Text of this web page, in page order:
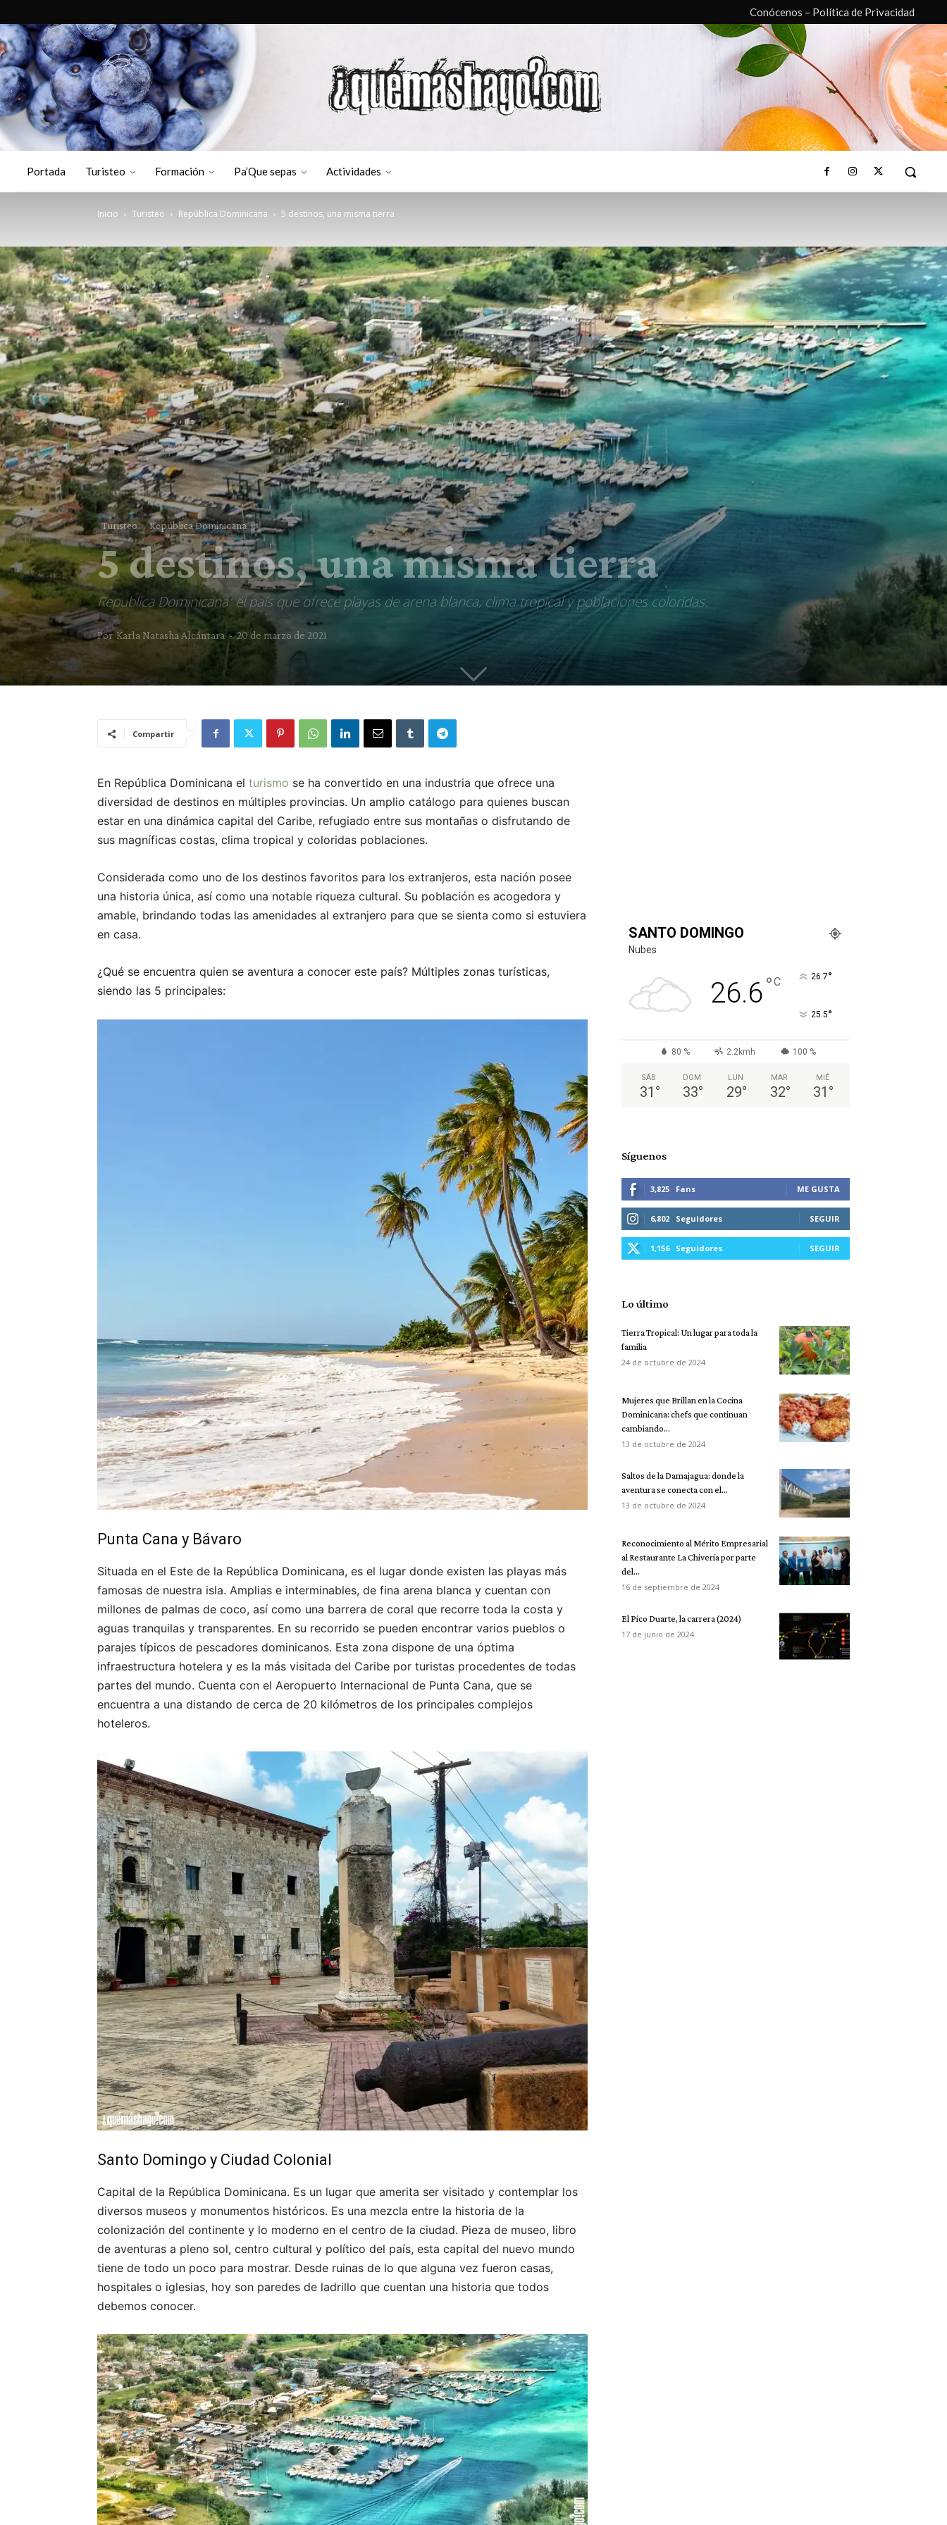
Conócenos – Política de Privacidad
Portada Turisteo Formación Pa’Que sepas Actividades
Inicio Turisteo República Dominicana 5 destinos, una misma tierra
Turisteo República Dominicana
5 destinos, una misma tierra
Republica Dominicana: el país que ofrece playas de arena blanca, clima tropical y poblaciones coloridas.
Por Karla Natasha Alcántara - 20 de marzo de 2021
Compartir
En República Dominicana el turismo se ha convertido en una industria que ofrece una
diversidad de destinos en múltiples provincias. Un amplio catálogo para quienes buscan
estar en una dinámica capital del Caribe, refugiado entre sus montañas o disfrutando de
sus magníficas costas, clima tropical y coloridas poblaciones.
Considerada como uno de los destinos favoritos para los extranjeros, esta nación posee
una historia única, así como una notable riqueza cultural. Su población es acogedora y
amable, brindando todas las amenidades al extranjero para que se sienta como si estuviera
en casa.
¿Qué se encuentra quien se aventura a conocer este país? Múltiples zonas turísticas,
siendo las 5 principales:
Punta Cana y Bávaro
Situada en el Este de la República Dominicana, es el lugar donde existen las playas más
famosas de nuestra isla. Amplias e interminables, de fina arena blanca y cuentan con
millones de palmas de coco, así como una barrera de coral que recorre toda la costa y
aguas tranquilas y transparentes. En su recorrido se pueden encontrar varios pueblos o
parajes típicos de pescadores dominicanos. Esta zona dispone de una óptima
infraestructura hotelera y es la más visitada del Caribe por turistas procedentes de todas
partes del mundo. Cuenta con el Aeropuerto Internacional de Punta Cana, que se
encuentra a una distando de cerca de 20 kilómetros de los principales complejos
hoteleros.
Santo Domingo y Ciudad Colonial
Capital de la República Dominicana. Es un lugar que amerita ser visitado y contemplar los
diversos museos y monumentos históricos. Es una mezcla entre la historia de la
colonización del continente y lo moderno en el centro de la ciudad. Pieza de museo, libro
de aventuras a pleno sol, centro cultural y político del país, esta capital del nuevo mundo
tiene de todo un poco para mostrar. Desde ruinas de lo que alguna vez fueron casas,
hospitales o iglesias, hoy son paredes de ladrillo que cuentan una historia que todos
debemos conocer.
SANTO DOMINGO
Nubes
26.6°C 26.7°
25.5°
80 % 2.2kmh 100 %
SÁB
31 °
DOM
33°
LUN
29°
MAR
32°
MIÉ
31 °
Síguenos
3,825 Fans ME GUSTA
6,802 Seguidores SEGUIR
1,156 Seguidores SEGUIR
Lo último
Tierra Tropical: Un lugar para toda la
familia
24 de octubre de 2024
Mujeres que Brillan en la Cocina
Dominicana: chefs que continuan
cambiando...
13 de octubre de 2024
Saltos de la Damajagua: donde la
aventura se conecta con el...
13 de octubre de 2024
Reconocimiento al Mérito Empresarial
al Restaurante La Chivería por parte
del...
16 de septiembre de 2024
El Pico Duarte, la carrera (2024)
17 de junio de 2024